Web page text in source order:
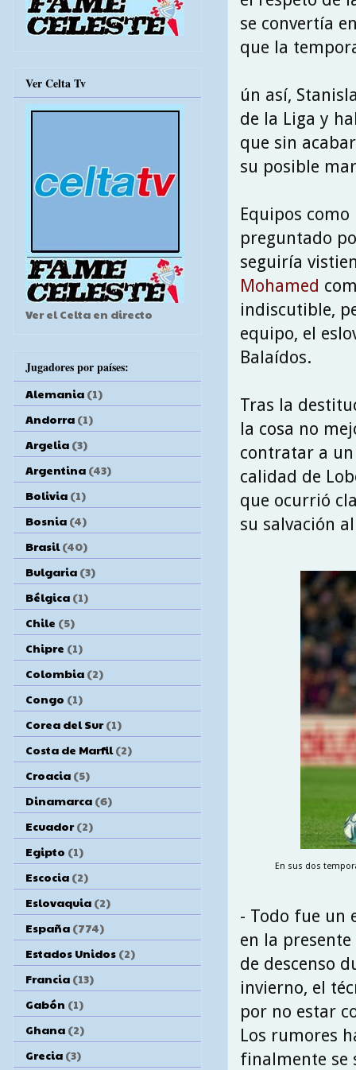
se convertía
que la
ún así,
de la Liga y
que sin
su posible
Equipos
preguntado
seguiría
Mohamed
indiscutible,
equipo, el
Balaídos.
Tras la
la cosa no
contratar a
calidad de
que ocurrió
su salvación
En sus dos
- Todo fue un
en la
de descenso
invierno, el
por no estar
Los rumores
finalmente se
Ver Celta Tv
Ver el Celta en directo
Jugadores por países:
Alemania (1)
Andorra (1)
Argelia (3)
Argentina (43)
Bolivia (1)
Bosnia (4)
Brasil (40)
Bulgaria (3)
Bélgica (1)
Chile (5)
Chipre (1)
Colombia (2)
Congo (1)
Corea del Sur (1)
Costa de Marfil (2)
Croacia (5)
Dinamarca (6)
Ecuador (2)
Egipto (1)
Escocia (2)
Eslovaquia (2)
España (774)
Estados Unidos (2)
Francia (13)
Gabón (1)
Ghana (2)
Grecia (3)